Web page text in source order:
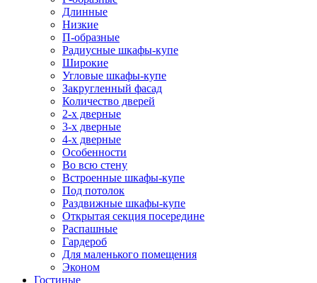
Длинные
Низкие
П-образные
Радиусные шкафы-купе
Широкие
Угловые шкафы-купе
Закругленный фасад
Количество дверей
2-х дверные
3-х дверные
4-х дверные
Особенности
Во всю стену
Встроенные шкафы-купе
Под потолок
Раздвижные шкафы-купе
Открытая секция посередине
Распашные
Гардероб
Для маленького помещения
Эконом
Гостиные